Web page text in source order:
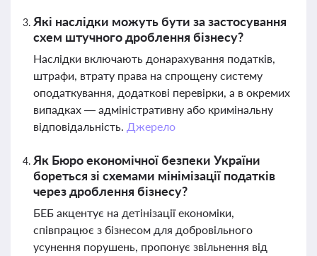
Які наслідки можуть бути за застосування
схем штучного дроблення бізнесу?
Наслідки включають донарахування податків,
штрафи, втрату права на спрощену систему
оподаткування, додаткові перевірки, а в окремих
випадках — адміністративну або кримінальну
відповідальність. Джерело
Як Бюро економічної безпеки України
бореться зі схемами мінімізації податків
через дроблення бізнесу?
БЕБ акцентує на детінізації економіки,
співпрацює з бізнесом для добровільного
усунення порушень, пропонує звільнення від